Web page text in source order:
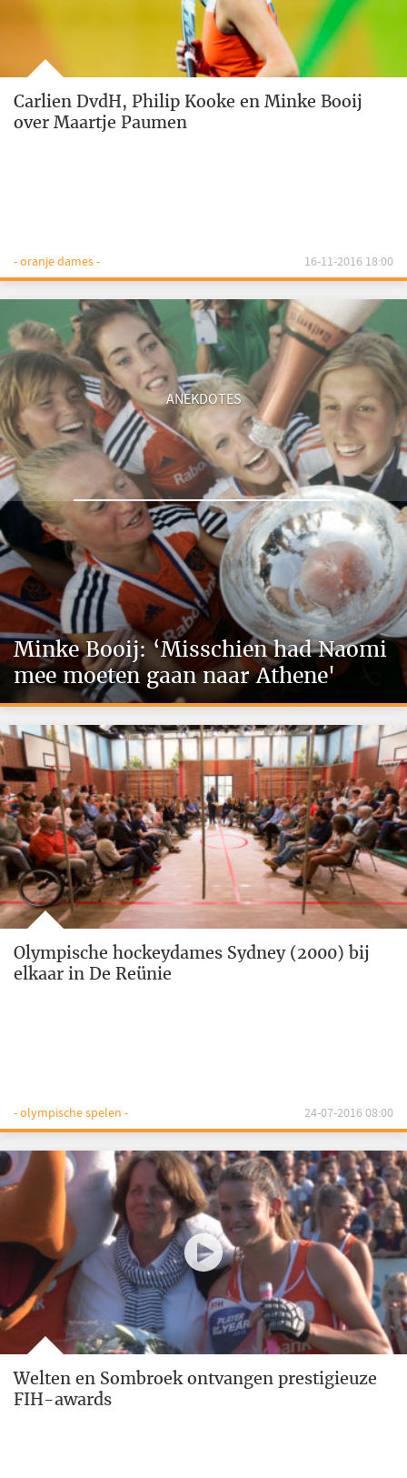
Carlien DvdH, Philip Kooke en Minke Booij
over Maartje Paumen
- oranje dames - 16-11-2016 18:00
ANEKDOTES
Minke Booij: ‘Misschien had Naomi
mee moeten gaan naar Athene'
Olympische hockeydames Sydney (2000) bij
elkaar in De Reünie
- olympische spelen - 24-07-2016 08:00
Welten en Sombroek ontvangen prestigieuze
FIH-awards